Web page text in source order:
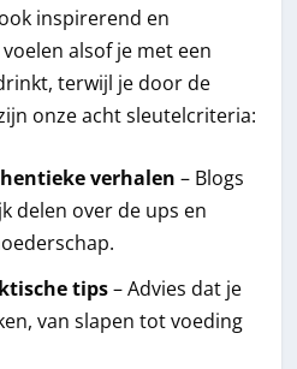
inspirerend en
alsof je met een
terwijl je door de
onze acht sleutelcriteria:
verhalen– Blogs
delen over de ups en
tips– Advies dat je
van slapen tot voeding